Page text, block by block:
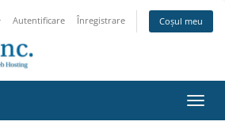
Autentificare Înregistrare Coșul meu